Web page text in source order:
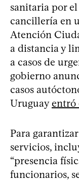
sanitaria por
cancillería en
Atención
a distancia y
a casos de
gobierno
casos
Uruguayentró
Para
servicios,
“presencia
funcionarios,